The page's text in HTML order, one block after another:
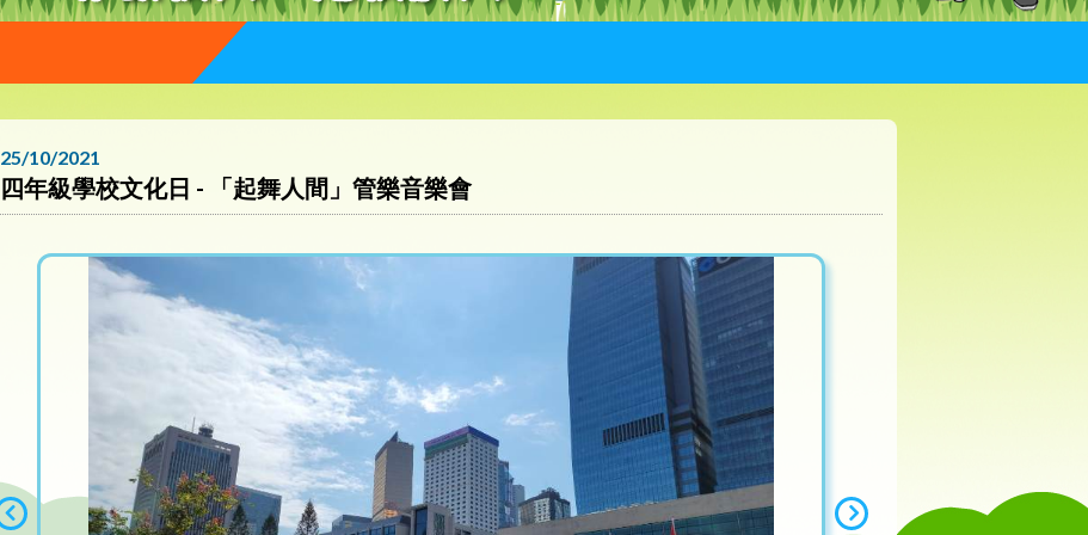
25/10/2021
四年級學校文化日 - 「起舞人間」管樂音樂會